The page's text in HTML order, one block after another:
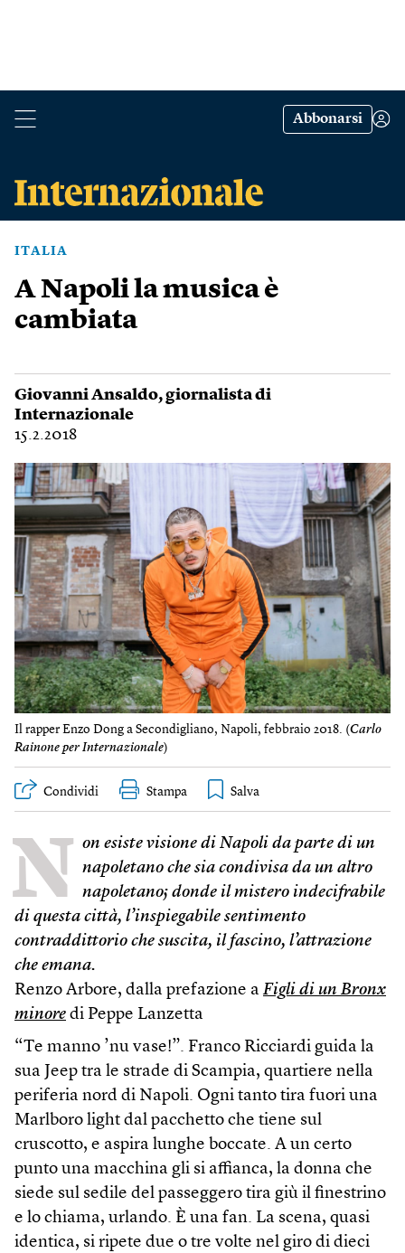
Abbonarsi
ITALIA
A Napoli la musica è
cambiata
Giovanni Ansaldo, giornalista di
Internazionale
15.2.2018
Il rapper Enzo Dong a Secondigliano, Napoli, febbraio 2018. (Carlo
Rainone per Internazionale)
Condividi Stampa
N on esiste visione di Napoli da parte di un
napoletano che sia condivisa da un altro
napoletano; donde il mistero indecifrabile
di questa città, l’inspiegabile sentimento
contraddittorio che suscita, il fascino, l’attrazione
che emana.
Renzo Arbore, dalla prefazione a Figli di un Bronx
minore di Peppe Lanzetta
“Te manno ’nu vase!”. Franco Ricciardi guida la
sua Jeep tra le strade di Scampia, quartiere nella
periferia nord di Napoli. Ogni tanto tira fuori una
Marlboro light dal pacchetto che tiene sul
cruscotto, e aspira lunghe boccate. A un certo
punto una macchina gli si affianca, la donna che
siede sul sedile del passeggero tira giù il finestrino
e lo chiama, urlando. È una fan. La scena, quasi
identica, si ripete due o tre volte nel giro di dieci